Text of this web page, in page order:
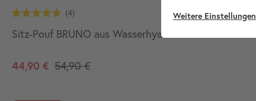
Sitz-Pouf BRUNO aus Wasserhyazinthe 40 cm
44,90 € 54,90 €
Weitere Einstellungen